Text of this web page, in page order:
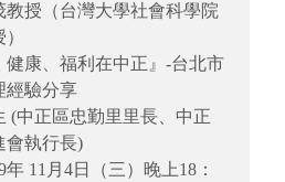
授（台灣大學社會科學院
健康、福利在中正』-台北市
經驗分享
(中正區忠勤里里長、中正
會執行長)
11月4日（三）晚上18：